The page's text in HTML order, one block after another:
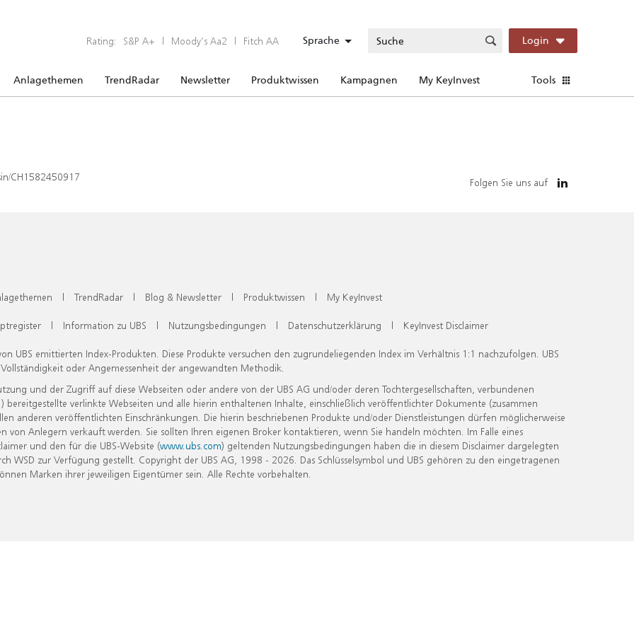
Rating: S&P A+ | Moody’s Aa2 | Fitch AA Sprache Login
Anlagethemen TrendRadar Newsletter Produktwissen Kampagnen My KeyInvest Tools
CH1582450917 Folgen Sie uns auf
| TrendRadar | Blog & Newsletter | Produktwissen | My KeyInvest
| Information zu UBS | Nutzungsbedingungen | Datenschutzerklärung | KeyInvest Disclaimer
UBS emittierten Index-Produkten. Diese Produkte versuchen den zugrundeliegenden Index im Verhältnis 1:1 nachzufolgen. UBS
oder Angemessenheit der angewandten Methodik.
und der Zugriff auf diese Webseiten oder andere von der UBS AG und/oder deren Tochtergesellschaften, verbundenen
verlinkte Webseiten und alle hierin enthaltenen Inhalte, einschließlich veröffentlichter Dokumente (zusammen
anderen veröffentlichten Einschränkungen. Die hierin beschriebenen Produkte und/oder Dienstleistungen dürfen möglicherweise
Anlegern verkauft werden. Sie sollten Ihren eigenen Broker kontaktieren, wenn Sie handeln möchten. Im Falle eines
und den für die UBS-Website (www.ubs.com) geltenden Nutzungsbedingungen haben die in diesem Disclaimer dargelegten
zur Verfügung gestellt. Copyright der UBS AG, 1998 - 2026. Das Schlüsselsymbol und UBS gehören zu den eingetragenen
Marken ihrer jeweiligen Eigentümer sein. Alle Rechte vorbehalten.